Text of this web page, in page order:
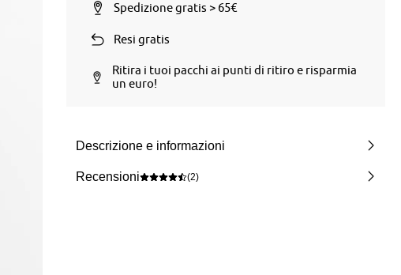
Spedizione gratis > 65€
Resi gratis
Ritira i tuoi pacchi ai punti di ritiro e risparmia
un euro!
Descrizione e informazioni
Recensioni (2)